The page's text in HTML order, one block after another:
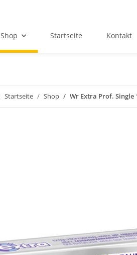
Shop Startseite Kontakt
Startseite Shop Wr Extra Prof. Single